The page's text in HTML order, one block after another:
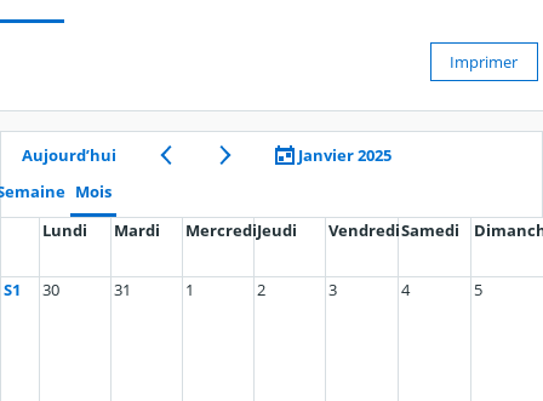
Imprimer
Aujourd’hui
Janvier 2025
Mois
Lundi
Mardi MercrediJeudi VendrediSamedi
S1 30 31 1 2 3 4 5